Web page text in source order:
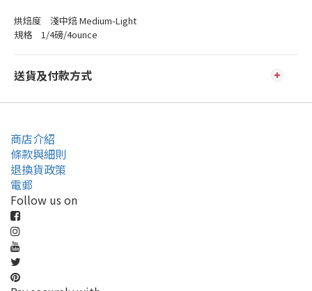
烘焙度 淺中焙 Medium-Light
規格 1/4磅/4ounce
送貨及付款方式
商店介紹
條款與細則
退換貨政策
電郵
Follow us on